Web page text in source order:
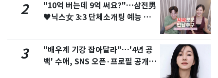
2
"10억 버는데 9억 써요?"…삼전男
♥닉스女 3:3 단체소개팅 예능 화
3
"배우계 기강 잡아달라"…'4년 공
백' 수애, SNS 오픈·프로필 공개